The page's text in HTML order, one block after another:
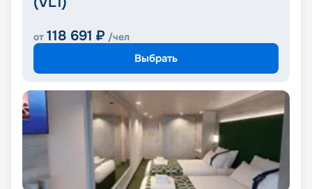
от 118 691 ₽ /чел
Выбрать